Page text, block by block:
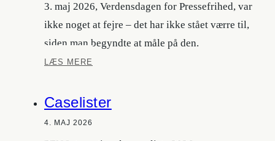
3. maj 2026, Verdensdagen for Pressefrihed, var
ikke noget at fejre – det har ikke stået værre til,
siden man begyndte at måle på den.
LÆS MERE
trængt
Caselister
4. MAJ 2026